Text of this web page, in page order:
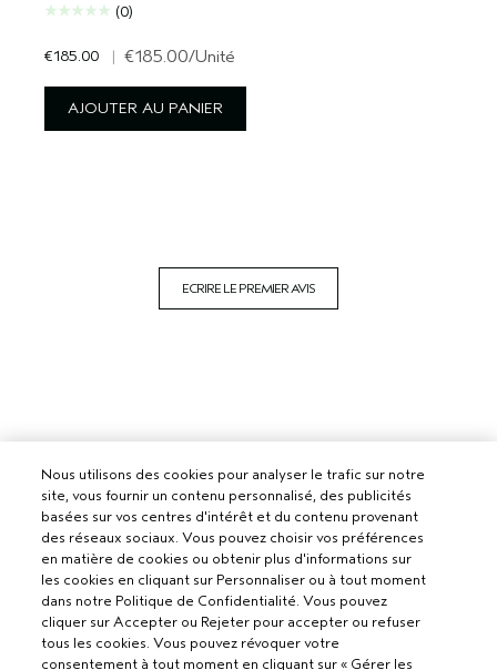
(0)
€185.00 | €185.00/Unité
AJOUTER AU PANIER
ECRIRE LE PREMIER AVIS
Nous utilisons des cookies pour analyser le trafic sur notre
site, vous fournir un contenu personnalisé, des publicités
basées sur vos centres d'intérêt et du contenu provenant
des réseaux sociaux. Vous pouvez choisir vos préférences
en matière de cookies ou obtenir plus d'informations sur
les cookies en cliquant sur Personnaliser ou à tout moment
dans notre Politique de Confidentialité. Vous pouvez
cliquer sur Accepter ou Rejeter pour accepter ou refuser
tous les cookies. Vous pouvez révoquer votre
consentement à tout moment en cliquant sur « Gérer les